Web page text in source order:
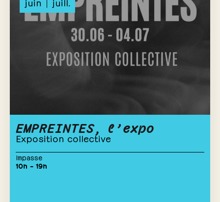
EMPREINTES, l’expo
Exposition collective
Impasse
10h – 19h